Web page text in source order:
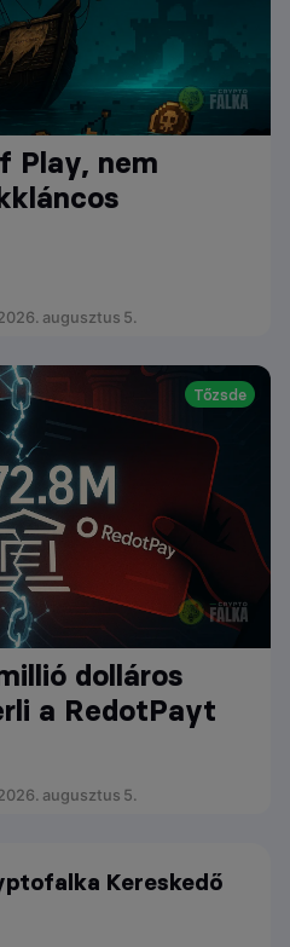
Play, nem
augusztus 5.
Tőzsde
dolláros
a RedotPayt
augusztus 5.
Kereskedő